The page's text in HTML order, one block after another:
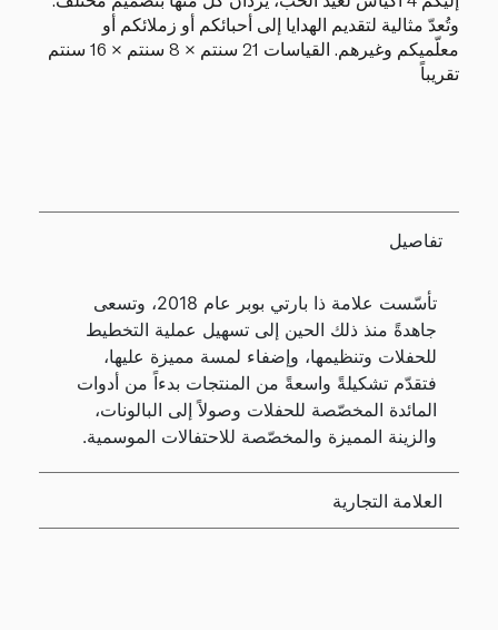
وتُعدّ مثالية لتقديم الهدايا إلى أحبائكم أو زملائكم أو
معلّميكم وغيرهم. القياسات 21 سنتم × 8 سنتم × 16 سنتم
تقريباً
تفاصيل
تأسّست علامة ذا بارتي بوبر عام 2018، وتسعى
جاهدةً منذ ذلك الحين إلى تسهيل عملية التخطيط
للحفلات وتنظيمها، وإضفاء لمسة مميزة عليها،
فتقدّم تشكيلةً واسعةً من المنتجات بدءاً من أدوات
المائدة المخصّصة للحفلات وصولاً إلى البالونات،
والزينة المميزة والمخصّصة للاحتفالات الموسمية.
العلامة التجارية